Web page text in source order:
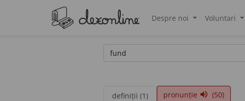
Despre noi Voluntari
definiții (1) pronunție volume_up (50)